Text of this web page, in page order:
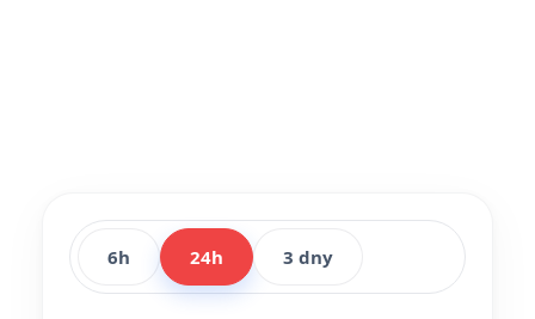
6h 24h 3 dny